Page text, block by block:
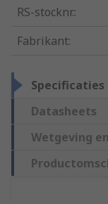
RS-stocknr.:
Fabrikant:
Specificaties
Datasheets
Wetgeving